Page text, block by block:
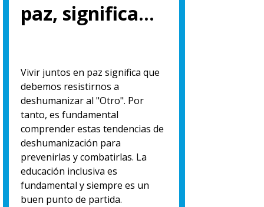
paz, significa…
Vivir juntos en paz significa que
debemos resistirnos a
deshumanizar al "Otro". Por
tanto, es fundamental
comprender estas tendencias de
deshumanización para
prevenirlas y combatirlas. La
educación inclusiva es
fundamental y siempre es un
buen punto de partida.